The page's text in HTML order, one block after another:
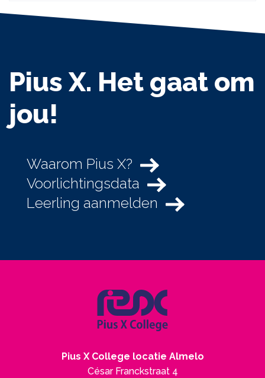
Pius X. Het gaat om
jou!
Waarom Pius X?
Voorlichtingsdata
Leerling aanmelden
Pius X College locatie Almelo
César Franckstraat 4